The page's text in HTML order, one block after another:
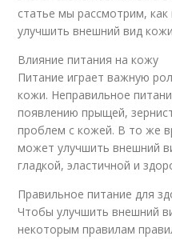
статье мы рассмотрим,
улучшить внешний вид
Влияние питания на кожу
Питание играет важную
кожи. Неправильное
появлению прыщей,
проблем с кожей. В то же
может улучшить внешний
гладкой, эластичной и
Правильное питание для
Чтобы улучшить внешний
некоторым правилам